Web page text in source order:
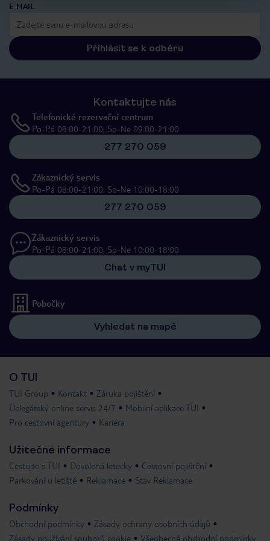
E-MAIL
Přihlásit se k odběru
Kontaktujte nás
Telefonické rezervační centrum
Po-Pá 08:00-21:00, So-Ne 09:00-21:00
277 270 059
Zákaznický servis
Po-Pá 08:00-21:00, So-Ne 10:00-18:00
277 270 059
Zákaznický servis
Po-Pá 08:00-21:00, So-Ne 10:00-18:00
Chat v myTUI
Pobočky
Vyhledat na mapě
O TUI
TUI Group Kontakt
Záruka pojištění
Delegátský online servis 24/7
Mobilní aplikace TUI
Pro cestovní agentury
Kariéra
Užitečné informace
Cestujte s TUI Dovolená letecky
Cestovní pojištění
Parkování u letiště
Reklamace Stav Reklamace
Podmínky
Obchodní podmínky
Zásady ochrany osobních údajů
Zásady používání souborů cookie
Všeobecné obchodní podmínky